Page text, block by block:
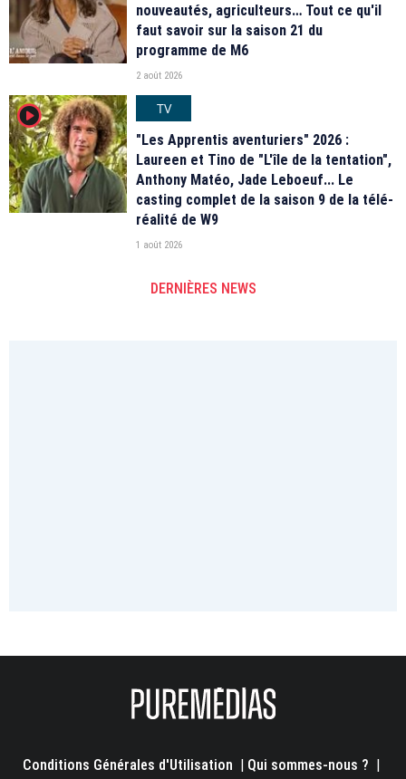
nouveautés, agriculteurs… Tout ce qu'il
faut savoir sur la saison 21 du
programme de M6
2 août 2026
player2
TV
"Les Apprentis aventuriers" 2026 :
Laureen et Tino de "L'île de la tentation",
Anthony Matéo, Jade Leboeuf... Le
casting complet de la saison 9 de la télé-
réalité de W9
1 août 2026
DERNIÈRES NEWS
Conditions Générales d'Utilisation | Qui sommes-nous ? |